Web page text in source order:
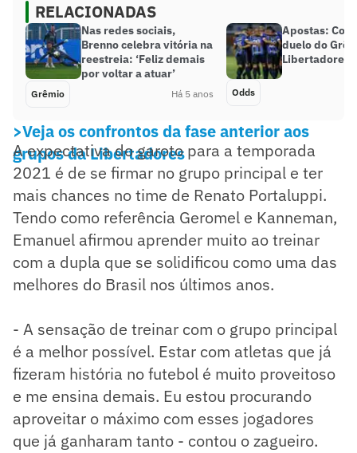
RELACIONADAS
Nas redes sociais,
Brenno celebra vitória na
reestreia: ‘Feliz demais
por voltar a atuar’
Grêmio Há 5 anos
Apostas:
duelo do
Libertadores
Odds
>Veja os confrontos da fase anterior aos
grupos da Libertadores
A expectativa do garoto para a temporada
2021 é de se firmar no grupo principal e ter
mais chances no time de Renato Portaluppi.
Tendo como referência Geromel e Kanneman,
Emanuel afirmou aprender muito ao treinar
com a dupla que se solidificou como uma das
melhores do Brasil nos últimos anos.
- A sensação de treinar com o grupo principal
é a melhor possível. Estar com atletas que já
fizeram história no futebol é muito proveitoso
e me ensina demais. Eu estou procurando
aproveitar o máximo com esses jogadores
que já ganharam tanto - contou o zagueiro.